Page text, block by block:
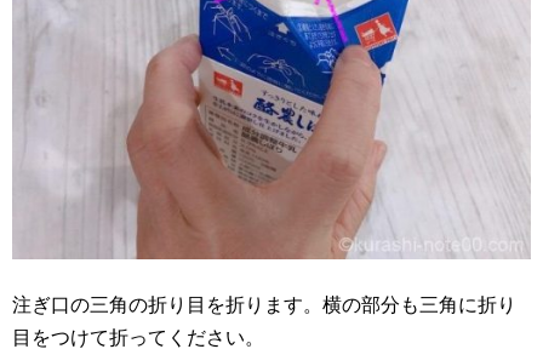
注ぎ口の三角の折り目を折ります。横の部分も三角に折り
目をつけて折ってください。